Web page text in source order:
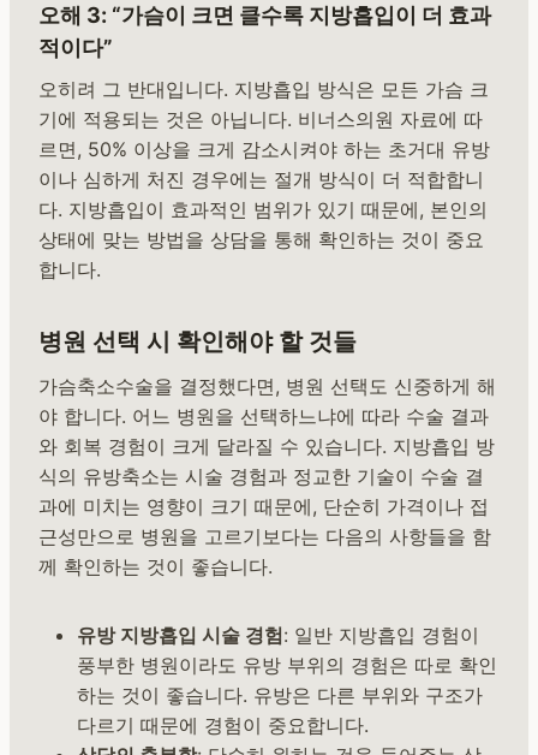
오해 3: “가슴이 크면 클수록 지방흡입이 더 효과
적이다”
오히려 그 반대입니다. 지방흡입 방식은 모든 가슴 크
기에 적용되는 것은 아닙니다. 비너스의원 자료에 따
르면, 50% 이상을 크게 감소시켜야 하는 초거대 유방
이나 심하게 처진 경우에는 절개 방식이 더 적합합니
다. 지방흡입이 효과적인 범위가 있기 때문에, 본인의
상태에 맞는 방법을 상담을 통해 확인하는 것이 중요
합니다.
병원 선택 시 확인해야 할 것들
가슴축소수술을 결정했다면, 병원 선택도 신중하게 해
야 합니다. 어느 병원을 선택하느냐에 따라 수술 결과
와 회복 경험이 크게 달라질 수 있습니다. 지방흡입 방
식의 유방축소는 시술 경험과 정교한 기술이 수술 결
과에 미치는 영향이 크기 때문에, 단순히 가격이나 접
근성만으로 병원을 고르기보다는 다음의 사항들을 함
께 확인하는 것이 좋습니다.
유방 지방흡입 시술 경험: 일반 지방흡입 경험이
풍부한 병원이라도 유방 부위의 경험은 따로 확인
하는 것이 좋습니다. 유방은 다른 부위와 구조가
다르기 때문에 경험이 중요합니다.